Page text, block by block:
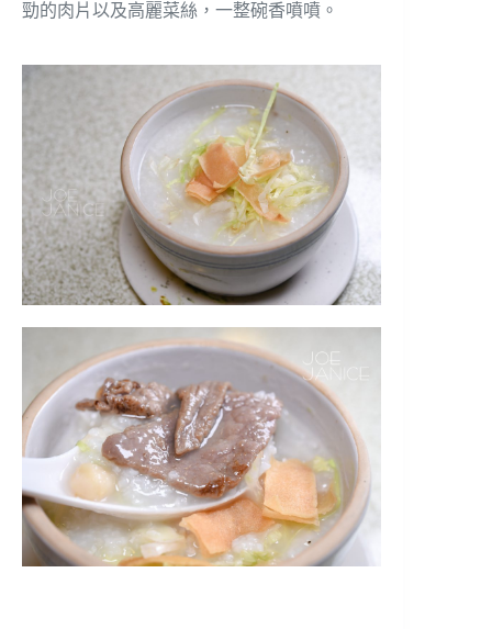
勁的肉片以及高麗菜絲，一整碗香噴噴。